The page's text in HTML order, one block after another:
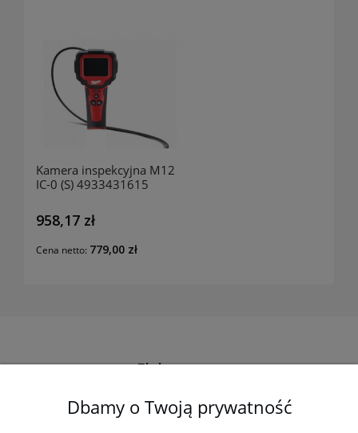
Kamera inspekcyjna M12
IC-0 (S) 4933431615
958,17 zł
Cena netto: 779,00 zł
Elektro-met
Pomoc
Dbamy o Twoją prywatność